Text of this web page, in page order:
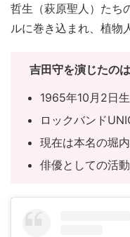
哲生（萩原聖人）たち
ルに巻き込まれ、植物
吉田守を演じたの
1965年10月2日
ロックバンド
現在は本名の堀
俳優としての活